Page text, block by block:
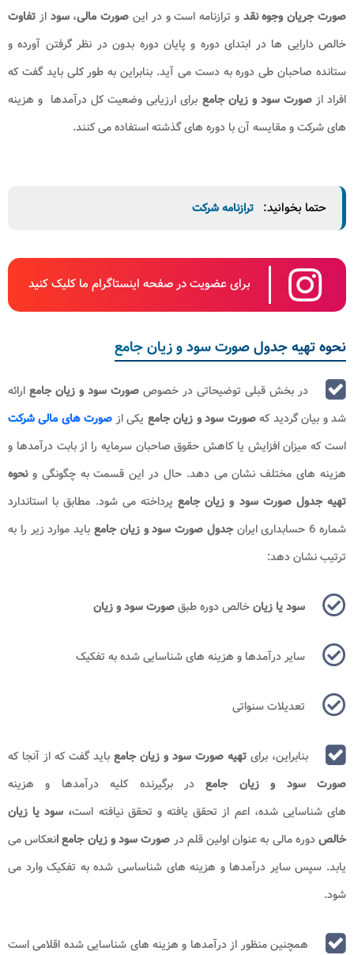
صورت جریان وجوه نقد و ترازنامه است و در این صورت مالی،سوداز تفاوت
خالص دارایی ها در ابتدای دوره و پایان دوره بدون در نظر گرفتن آورده و
ستانده صاحبان طی دوره به دست می آید. بنابراین به طور کلی باید گفت که
افراد ازصورت سود و زیان جامع برای ارزیابی وضعیت کل درآمدها و هزینه
های شرکت و مقایسه آن با دوره های گذشته استفاده می کنند.
حتما بخوانید: ترازنامه شرکت
برای عضویت در صفحه اینستاگرام ما کلیک کنید
نحوه تهیه جدول صورت سود و زیان جامع
در بخش قبلی توضیحاتی در خصوص صورت سود و زیان جامع ارائه
شد و بیان گردید کهصورت سود و زیان جامع یکی از صورت های مالی شرکت
است که میزان افزایش یا کاهش حقوق صاحبان سرمایه را از بابت درآمدها و
هزینه های مختلف نشان می دهد. حال در این قسمت به چگونگی ونحوه
تهیه جدول صورت سود و زیان جامع پرداخته می شود. مطابق با استاندارد
شماره 6 حسابداری ایران
جدول صورت سود و زیان جامع باید موارد زیر را به
ترتیب نشان دهد:
سود یا زیانخالص دوره طبقصورت سود و زیان
سایر درآمدها و هزینه های شناسایی شده به تفکیک
تعدیلات سنواتی
بنابراین، برای تهیه صورت سود و زیان جامع باید گفت که ﺍﺯ ﺁﻧﺠﺎ ﻛﻪ
ﺻﻮﺭﺕ ﺳﻮﺩ ﻭ ﺯﻳﺎﻥ ﺟﺎﻣﻊﺩﺭ ﺑﺮﮔﻴﺮﻧﺪﻩ ﻛﻠﻴﻪ ﺩﺭﺁﻣﺪﻫﺎ ﻭ ﻫﺰﻳﻨﻪ
ﻫﺎی ﺷﻨﺎﺳﺎیی ﺷﺪﻩ، ﺍﻋﻢ ﺍﺯ ﺗﺤﻘﻖ ﻳﺎﻓﺘﻪ ﻭ ﺗﺤﻘﻖ ﻧﻴﺎﻓﺘﻪ ﺍﺳﺖ، ﺳﻮﺩ ﻳﺎ ﺯﻳﺎﻥ
ﺧﺎﻟﺺﺩﻭﺭﻩ ﻣﺎلی ﺑﻪ ﻋﻨﻮﺍﻥ ﺍﻭﻟﻴﻦ ﻗﻠﻢ ﺩﺭ ﺻﻮﺭﺕ ﺳﻮﺩ ﻭ ﺯﻳﺎﻥ ﺟﺎﻣﻊ ﺍﻧﻌﻜﺎﺱ می
ﻳﺎﺑﺪ. سپس سایر درآمدها و هزینه های شناساسی شده به تفکیک وارد می
شود.
همچنین منظور از درآمدها و هزینه های شناسایی شده اقلامی است